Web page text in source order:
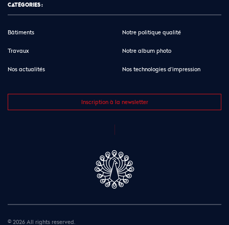
CATÉGORIES :
Bâtiments
Travaux
Nos actualités
Notre politique qualité
Notre album photo
Nos technologies d’impression
Inscription à la newsletter
© 2026 All rights reserved.